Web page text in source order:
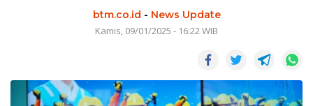
btm.co.id - News Update
Kamis, 09/01/2025 - 16:22 WIB